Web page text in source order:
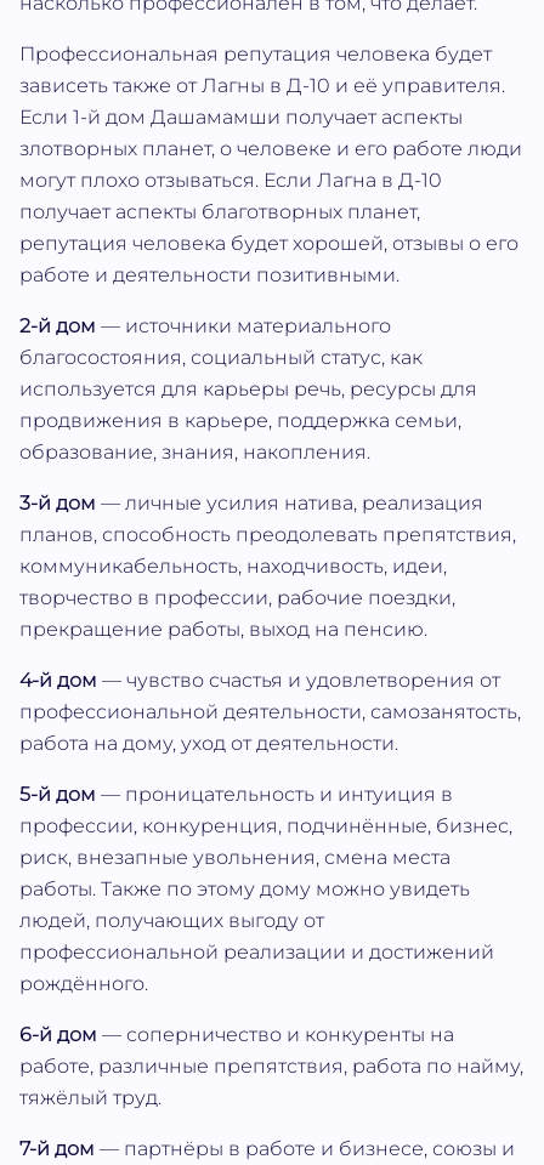
Профессиональная репутация человека будет
зависеть также от Лагны в Д-10 и её управителя.
Если 1-й дом Дашамамши получает аспекты
злотворных планет, о человеке и его работе люди
могут плохо отзываться. Если Лагна в Д-10
получает аспекты благотворных планет,
репутация человека будет хорошей, отзывы о его
работе и деятельности позитивными.
2-й дом — источники материального
благосостояния, социальный статус, как
используется для карьеры речь, ресурсы для
продвижения в карьере, поддержка семьи,
образование, знания, накопления.
3-й дом — личные усилия натива, реализация
планов, способность преодолевать препятствия,
коммуникабельность, находчивость, идеи,
творчество в профессии, рабочие поездки,
прекращение работы, выход на пенсию.
4-й дом — чувство счастья и удовлетворения от
профессиональной деятельности, самозанятость,
работа на дому, уход от деятельности.
5-й дом — проницательность и интуиция в
профессии, конкуренция, подчинённые, бизнес,
риск, внезапные увольнения, смена места
работы. Также по этому дому можно увидеть
людей, получающих выгоду от
профессиональной реализации и достижений
рождённого.
6-й дом — соперничество и конкуренты на
работе, различные препятствия, работа по найму,
тяжёлый труд.
7-й дом — партнёры в работе и бизнесе, союзы и